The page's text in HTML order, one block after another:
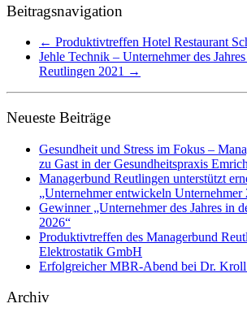
Beitragsnavigation
← Produktivtreffen Hotel Restaurant
Jehle Technik – Unternehmer des
Reutlingen 2021 →
Neueste Beiträge
Gesundheit und Stress im Fokus –
zu Gast in der Gesundheitspraxis Emrich
Managerbund Reutlingen unterstützt
„Unternehmer entwickeln Unternehmer
Gewinner „Unternehmer des Jahres in
2026“
Produktivtreffen des Managerbund
Elektrostatik GmbH
Erfolgreicher MBR-Abend bei Dr.
Archiv